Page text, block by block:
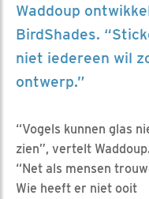
Waddoup
BirdShades.
niet iedereen wil
ontwerp.”
“Vogels kunnen glas
zien”, vertelt
“Net als mensen
Wie heeft er niet ooit